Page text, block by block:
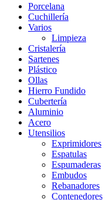
Porcelana
Cuchillería
Varios
Limpieza
Cristalería
Sartenes
Plástico
Ollas
Hierro Fundido
Cubertería
Aluminio
Acero
Utensilios
Exprimidores
Espatulas
Espumaderas
Embudos
Rebanadores
Contenedores